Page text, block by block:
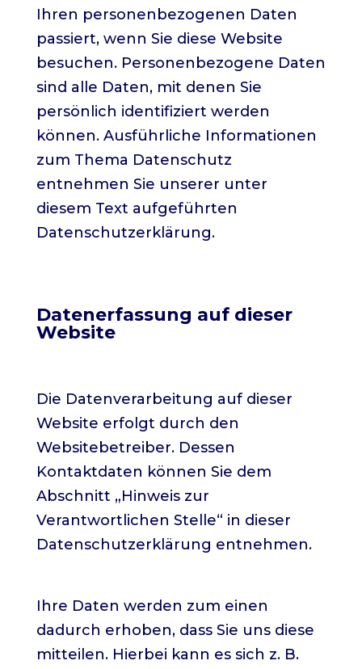
Ihren personenbezogenen Daten
passiert, wenn Sie diese Website
besuchen. Personenbezogene Daten
sind alle Daten, mit denen Sie
persönlich identifiziert werden
können. Ausführliche Informationen
zum Thema Datenschutz
entnehmen Sie unserer unter
diesem Text aufgeführten
Datenschutzerklärung.
Datenerfassung auf dieser
Website
Die Datenverarbeitung auf dieser
Website erfolgt durch den
Websitebetreiber. Dessen
Kontaktdaten können Sie dem
Abschnitt „Hinweis zur
Verantwortlichen Stelle“ in dieser
Datenschutzerklärung entnehmen.
Ihre Daten werden zum einen
dadurch erhoben, dass Sie uns diese
mitteilen. Hierbei kann es sich z. B.